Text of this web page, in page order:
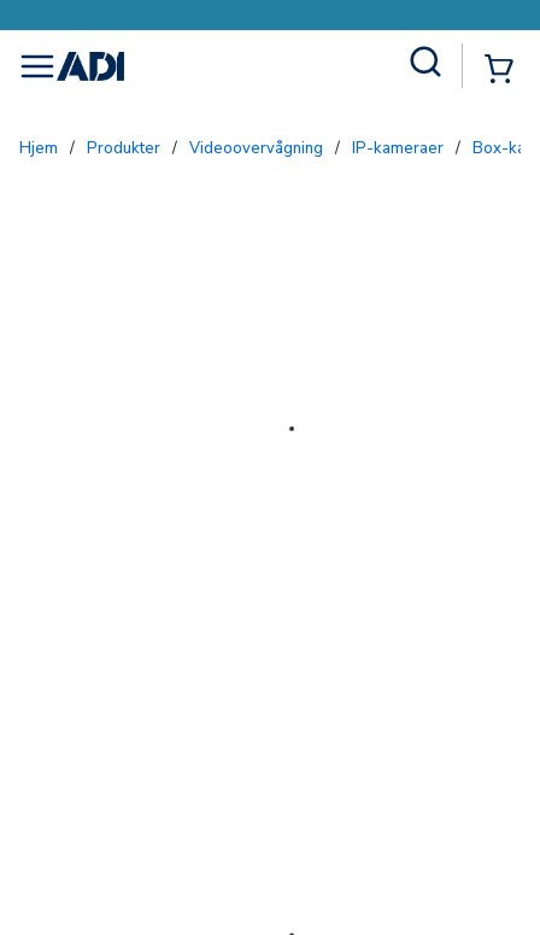
menu
Hjem / Produkter / Videoovervågning / IP-kameraer / Box-